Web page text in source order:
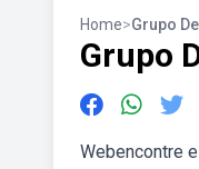
Home>Grupo
Grupo
Webencontre